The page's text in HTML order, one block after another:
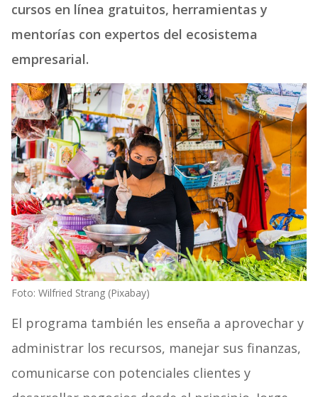
cursos en línea gratuitos, herramientas y
mentorías con expertos del ecosistema
empresarial.
Foto: Wilfried Strang (Pixabay)
El programa también les enseña a aprovechar y
administrar los recursos, manejar sus finanzas,
comunicarse con potenciales clientes y